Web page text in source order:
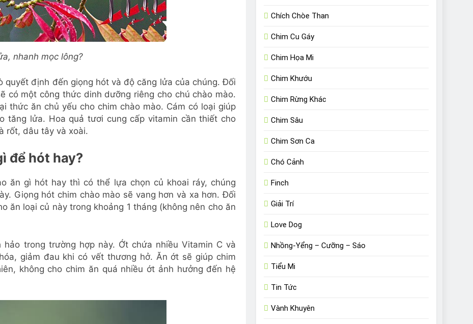
nhanh mọc lông?
quyết định đến giọng hót và độ căng lửa của chúng. Đối
có một công thức dinh dưỡng riêng cho chú chào mào.
thức ăn chủ yếu cho chim chào mào. Cám có loại giúp
tăng lửa. Hoa quả tươi cung cấp vitamin cần thiết cho
rốt, dâu tây và xoài.
để hót hay?
ăn gì hót hay thì có thể lựa chọn củ khoai ráy, chúng
Giọng hót chim chào mào sẽ vang hơn và xa hơn. Đối
ăn loại củ này trong khoảng 1 tháng (không nên cho ăn
trong trường hợp này. Ớt chứa nhiều Vitamin C và
giảm đau khi có vết thương hở. Ăn ớt sẽ giúp chim
không cho chim ăn quá nhiều ớt ảnh hưởng đến hệ
Chích Chòe Than
Chim Cu Gáy
Chim Họa Mi
Chim Khướu
Chim Rừng Khác
Chim Sâu
Chim Sơn Ca
Chó Cảnh
Finch
Giải Trí
Love Dog
Nhồng-Yểng – Cưỡng – Sáo
Tiểu Mi
Tin Tức
Vành Khuyên